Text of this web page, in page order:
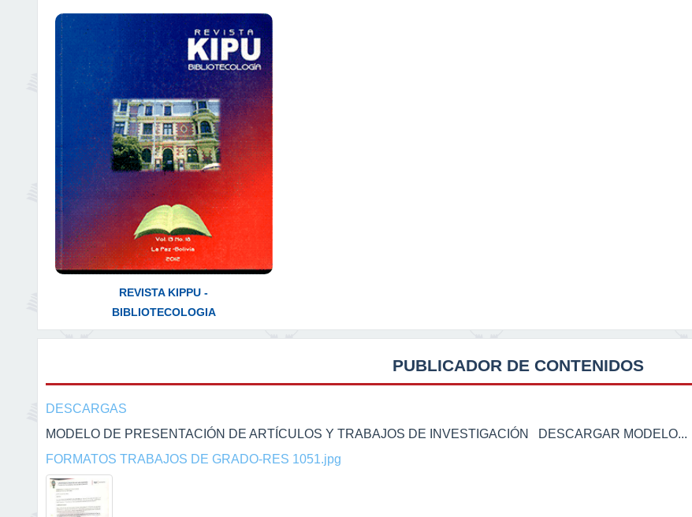
REVISTA KIPPU -
BIBLIOTECOLOGIA
PUBLICADOR DE CONTENIDOS
DESCARGAS
MODELO DE PRESENTACIÓN DE ARTÍCULOS Y TRABAJOS DE INVESTIGACIÓN DESCARGAR MODELO...
FORMATOS TRABAJOS DE GRADO-RES 1051.jpg